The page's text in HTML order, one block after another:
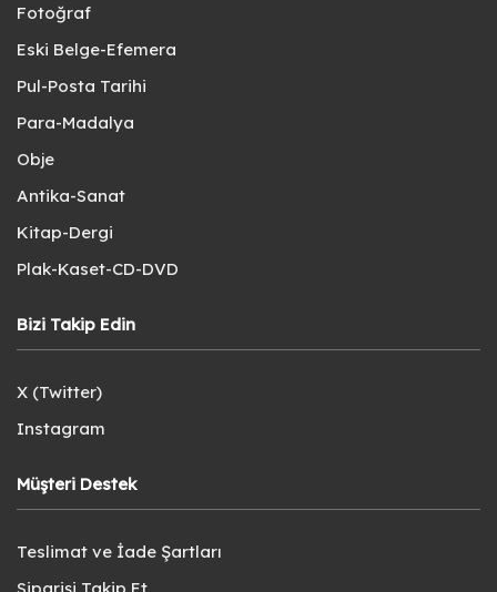
Fotoğraf
Eski Belge-Efemera
Pul-Posta Tarihi
Para-Madalya
Obje
Antika-Sanat
Kitap-Dergi
Plak-Kaset-CD-DVD
Bizi Takip Edin
X (Twitter)
Instagram
Müşteri Destek
Teslimat ve İade Şartları